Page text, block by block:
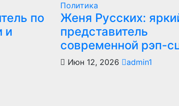
по
и
Политика
Женя Русских:
представитель
современной рэп-
Июн 12, 2026 admin1